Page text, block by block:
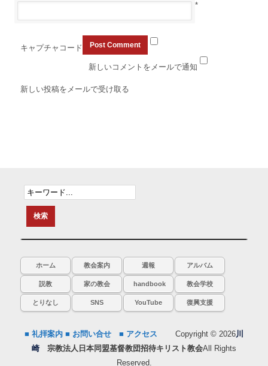
キャプチャコード
*
新しいコメントをメールで通知
新しい投稿をメールで受け取る
ホーム 教会案内 週報 アルバム
説教 家の教会 handbook 教会学校
とりなし SNS YouTube 復興支援
■ 礼拝案内 ■ お問い合せ ■ アクセス Copyright © 2026川
崎
宗教法人日本同盟基督教団招待キリスト教会All Rights
Reserved.